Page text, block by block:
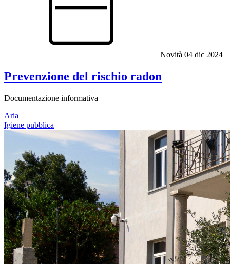
Novità 04 dic 2024
Prevenzione del rischio radon
Documentazione informativa
Aria
Igiene pubblica